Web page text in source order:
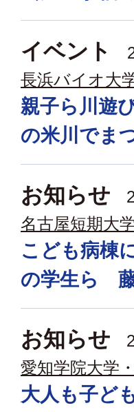
イベント
長浜バイオ大
親子ら川遊
の米川でま
お知らせ
名古屋短期大
こども病棟
の学生ら
お知らせ
愛知学院大学
大人も子ど